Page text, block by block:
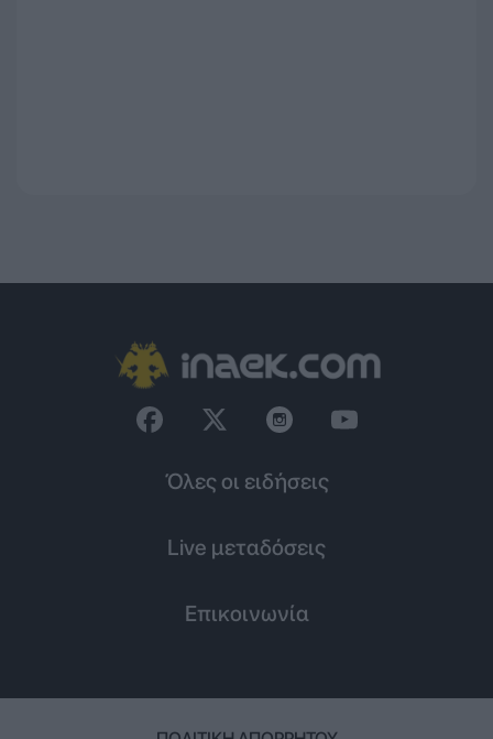
Όλες οι ειδήσεις
Live μεταδόσεις
Επικοινωνία